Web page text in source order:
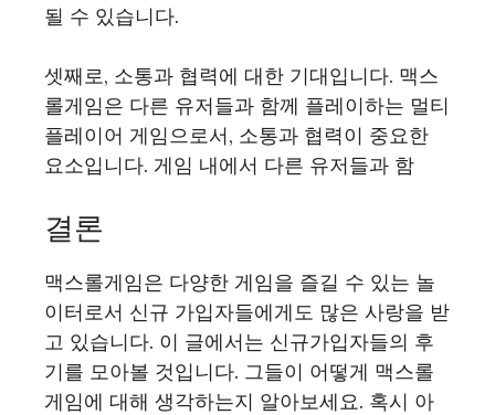
될 수 있습니다.
셋째로, 소통과 협력에 대한 기대입니다. 맥스
롤게임은 다른 유저들과 함께 플레이하는 멀티
플레이어 게임으로서, 소통과 협력이 중요한
요소입니다. 게임 내에서 다른 유저들과 함
결론
맥스롤게임은 다양한 게임을 즐길 수 있는 놀
이터로서 신규 가입자들에게도 많은 사랑을 받
고 있습니다. 이 글에서는 신규가입자들의 후
기를 모아볼 것입니다. 그들이 어떻게 맥스롤
게임에 대해 생각하는지 알아보세요. 혹시 아